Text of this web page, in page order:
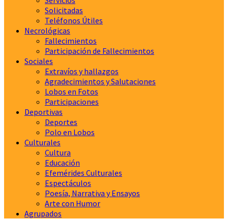
Solicitadas
Teléfonos Útiles
Necrológicas
Fallecimientos
Participación de Fallecimientos
Sociales
Extravíos y hallazgos
Agradecimientos y Salutaciones
Lobos en Fotos
Participaciones
Deportivas
Deportes
Polo en Lobos
Culturales
Cultura
Educación
Efemérides Culturales
Espectáculos
Poesía, Narrativa y Ensayos
Arte con Humor
Agrupados